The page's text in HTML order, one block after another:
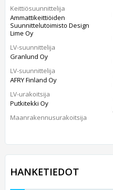
Keittiösuunnittelija
Ammattikeittiöiden
Suunnittelutoimisto Design
Lime Oy
LV-suunnittelija
Granlund Oy
LV-suunnittelija
AFRY Finland Oy
LV-urakoitsija
Putkitekki Oy
Maanrakennusurakoitsija
HANKETIEDOT